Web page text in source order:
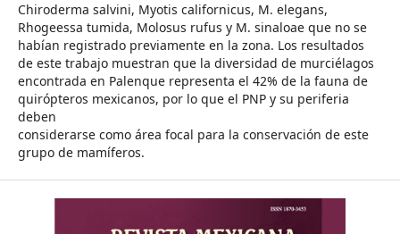
Chiroderma salvini, Myotis californicus, M. elegans,
Rhogeessa tumida, Molosus rufus y M. sinaloae que no se
habían registrado previamente en la zona. Los resultados
de este trabajo muestran que la diversidad de murciélagos
encontrada en Palenque representa el 42% de la fauna de
quirópteros mexicanos, por lo que el PNP y su periferia
deben
considerarse como área focal para la conservación de este
grupo de mamíferos.